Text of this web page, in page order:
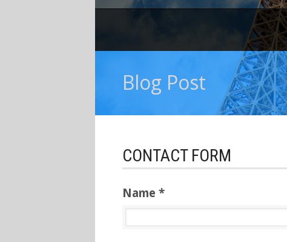
Blog Post
CONTACT FORM
Name *